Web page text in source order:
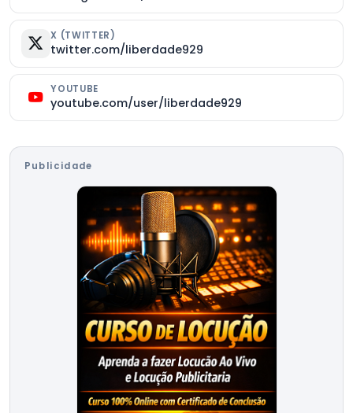
X (TWITTER)
twitter.com/liberdade929
YOUTUBE
youtube.com/user/liberdade929
Publicidade